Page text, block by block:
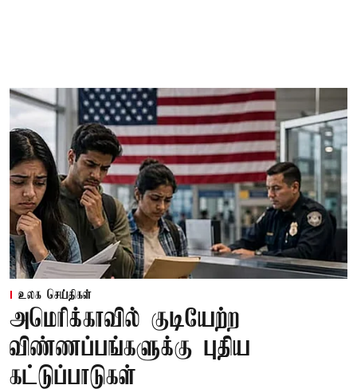
உலக செய்திகள்
அமெரிக்காவில் குடியேற்ற
விண்ணப்பங்களுக்கு புதிய
கட்டுப்பாடுகள்